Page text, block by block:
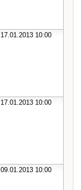
17.01.2013 10:00
17.01.2013 10:00
09.01.2013 10:00